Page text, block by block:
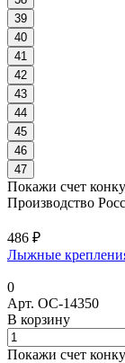
39
40
41
42
43
44
45
46
47
Покажи счет
Производство
486 ₽
Лыжные
0
Арт. ОС-14350
В корзину
Покажи счет